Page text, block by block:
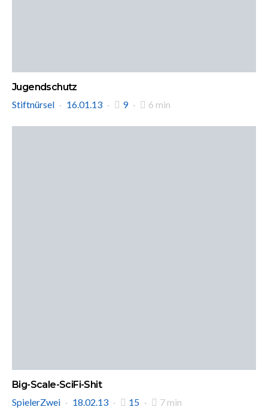
Jugendschutz
Stiftnürsel
16.01.13 9 6 min
Big-Scale-SciFi-Shit
SpielerZwei
18.02.13 15 7 min